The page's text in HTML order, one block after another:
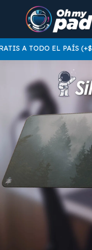
A TODO EL PAÍS